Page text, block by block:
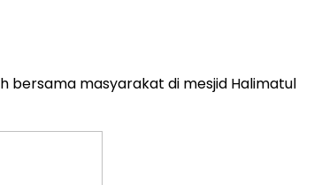
bersama masyarakat di mesjid Halimatul